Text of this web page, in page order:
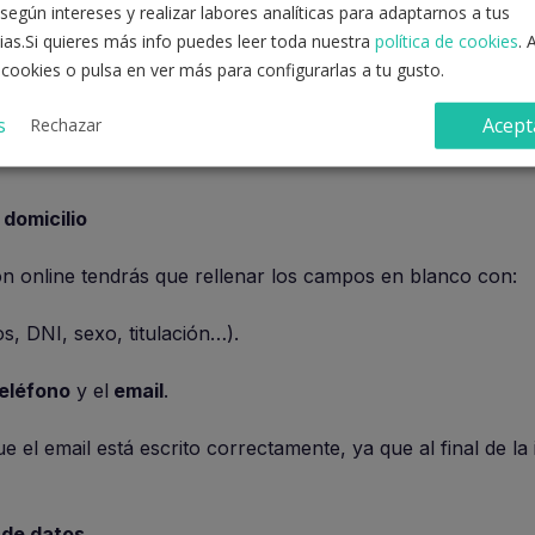
se te abrirá una pantalla donde podrás completar tu
veces por seguridad, y un código de control para
online tendrás que rellenar los campos en blanco con:
DNI, sexo, titulación…).
y el email.
el email está escrito correctamente, ya que al final de la
intereses y realizar labores analíticas para adaptarnos a tus
quieres más info puedes leer toda nuestra política de cookies.
o pulsa en ver más para configurarlas a tu gusto.
Rechazar